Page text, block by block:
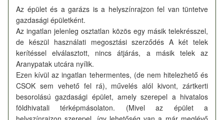
Az épület és a garázs is a helyszínrajzon fel van tüntetve
gazdasági épületként.
Az ingatlan jelenleg osztatlan közös egy másik telekrésszel,
de készül használati megosztási szerződés A két telek
kerítéssel elválasztott, nincs átjárás, a másik telek az
Aranypatak utcára nyílik.
Ezen kívül az ingatlan tehermentes, (de nem hitelezhető és
CSOK sem vehető fel rá), művelés alól kivont, zártkerti
besorolású gazdasági épület, amely szerepel a hivatalos
földhivatali térképmásolaton. (Mivel az épület a